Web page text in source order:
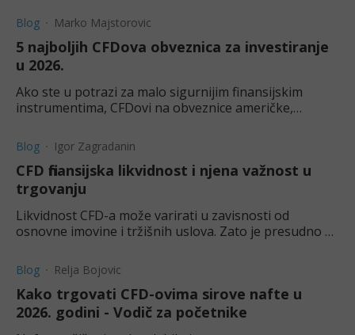
Blog Marko Majstorovic
5 najboljih CFDova obveznica za investiranje
u 2026.
Ako ste u potrazi za malo sigurnijim finansijskim
instrumentima, CFDovi na obveznice američke,
Uverite se.
Blog Igor Zagradanin
CFD finansijska likvidnost i njena važnost u
trgovanju
Likvidnost CFD-a može varirati u zavisnosti od
osnovne imovine i tržišnih uslova. Zato je presudno da
utiče.
Blog Relja Bojovic
Kako trgovati CFD-ovima sirove nafte u
2026. godini - Vodič za početnike